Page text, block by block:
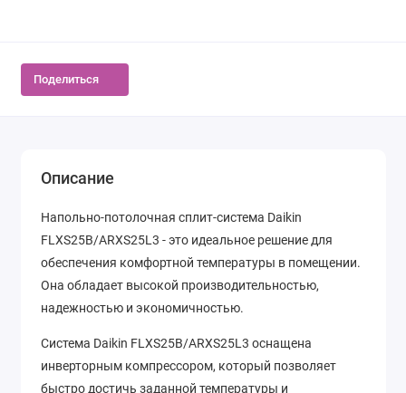
Поделиться
Описание
Напольно-потолочная сплит-система Daikin
FLXS25B/ARXS25L3 - это идеальное решение для
обеспечения комфортной температуры в помещении.
Она обладает высокой производительностью,
надежностью и экономичностью.
Система Daikin FLXS25B/ARXS25L3 оснащена
инверторным компрессором, который позволяет
быстро достичь заданной температуры и